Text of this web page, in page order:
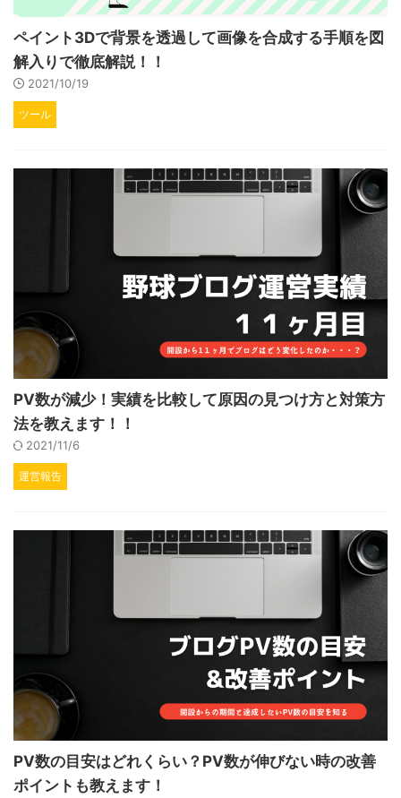
ペイント3Dで背景を透過して画像を合成する手順を図
解入りで徹底解説！！
2021/10/19
ツール
PV数が減少！実績を比較して原因の見つけ方と対策方
法を教えます！！
2021/11/6
運営報告
PV数の目安はどれくらい？PV数が伸びない時の改善
ポイントも教えます！